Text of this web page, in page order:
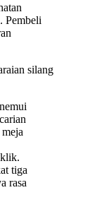
Pembeli
silang
tiga
rasa